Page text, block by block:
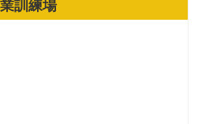
訓練場